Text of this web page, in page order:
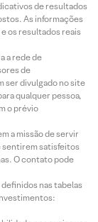
de resultados
As informações
os resultados reais
a rede de
de
ser divulgado no site
qualquer pessoa,
o prévio
a missão de servir
sentirem satisfeitos
O contato pode
nas tabelas